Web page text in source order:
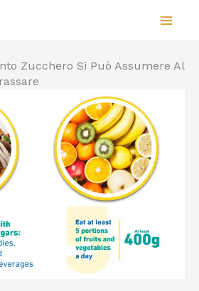
Zucchero Si Può Assumere Al